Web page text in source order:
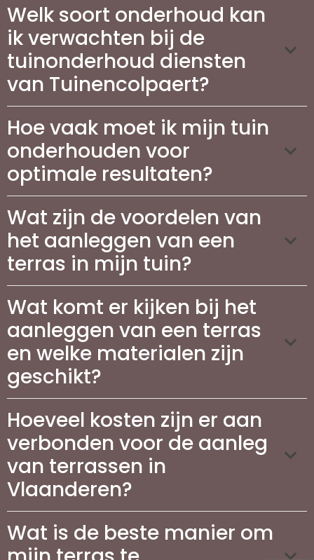
Welk soort onderhoud kan
ik verwachten bij de
tuinonderhoud diensten
van Tuinencolpaert?
Hoe vaak moet ik mijn tuin
onderhouden voor
optimale resultaten?
Wat zijn de voordelen van
het aanleggen van een
terras in mijn tuin?
Wat komt er kijken bij het
aanleggen van een terras
en welke materialen zijn
geschikt?
Hoeveel kosten zijn er aan
verbonden voor de aanleg
van terrassen in
Vlaanderen?
Wat is de beste manier om